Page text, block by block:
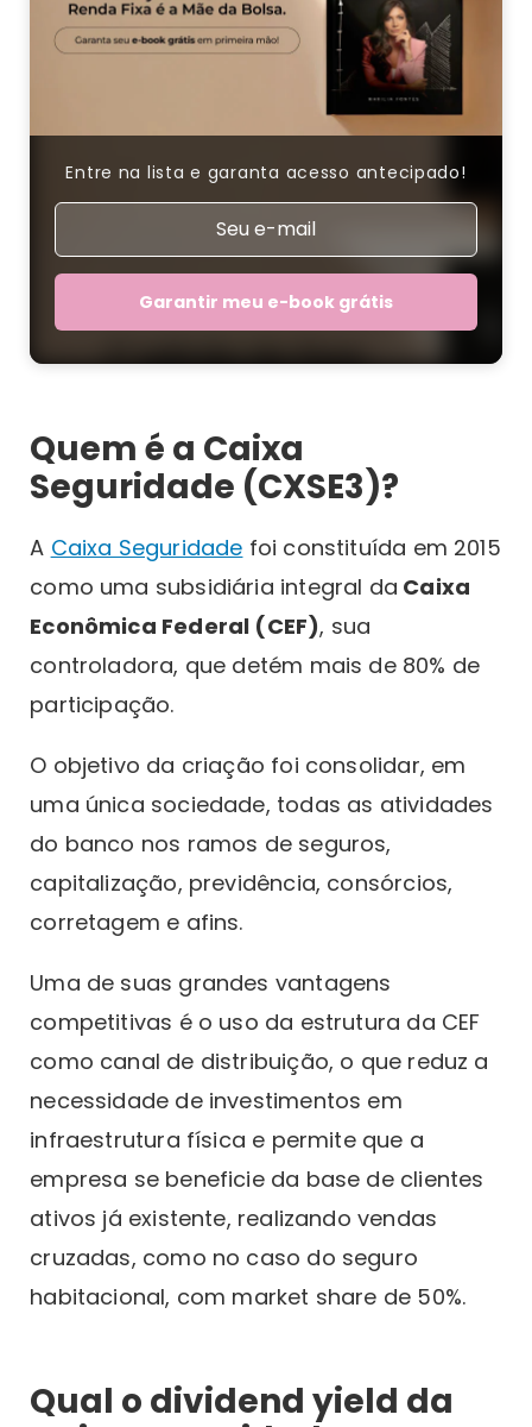
Entre na lista e garanta acesso antecipado!
Garantir meu e-book grátis
Quem é a Caixa
Seguridade (CXSE3)?
A Caixa Seguridade foi constituída em 2015
como uma subsidiária integral da Caixa
Econômica Federal (CEF), sua
controladora, que detém mais de 80% de
participação.
O objetivo da criação foi consolidar, em
uma única sociedade, todas as atividades
do banco nos ramos de seguros,
capitalização, previdência, consórcios,
corretagem e afins.
Uma de suas grandes vantagens
competitivas é o uso da estrutura da CEF
como canal de distribuição, o que reduz a
necessidade de investimentos em
infraestrutura física e permite que a
empresa se beneficie da base de clientes
ativos já existente, realizando vendas
cruzadas, como no caso do seguro
habitacional, com market share de 50%.
Qual o dividend yield da